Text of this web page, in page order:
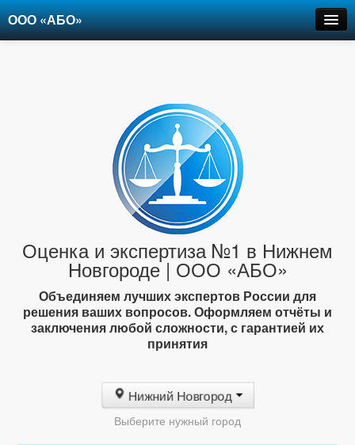
ООО «АБО»
Оценка и экспертиза №1 в Нижнем
Новгороде | ООО «АБО»
Объединяем лучших экспертов России для
решения ваших вопросов. Оформляем отчёты и
заключения любой сложности, с гарантией их
принятия
Нижний Новгород
Выберите нужный город